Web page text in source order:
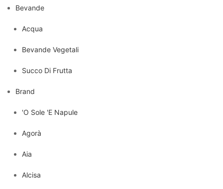
Bevande
Acqua
Bevande Vegetali
Succo Di Frutta
Brand
'O Sole 'E Napule
Agorà
Aia
Alcisa